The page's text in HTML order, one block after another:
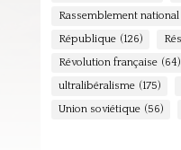
Rassemblement national
République (126)
Révolution française (64)
ultralibéralisme (175)
Union soviétique (56)